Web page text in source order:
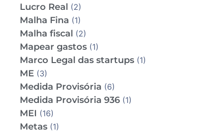
Lucro Real (2)
Malha Fina (1)
Malha fiscal (2)
Mapear gastos (1)
Marco Legal das startups (1)
ME (3)
Medida Provisória (6)
Medida Provisória 936 (1)
MEI (16)
Metas (1)